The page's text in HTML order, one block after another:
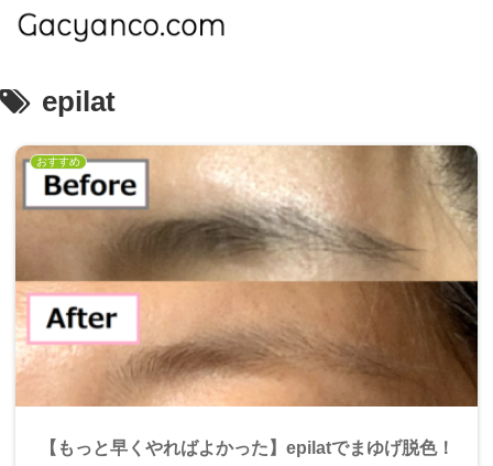
epilat
おすすめ
【もっと早くやればよかった】epilatでまゆげ脱色！